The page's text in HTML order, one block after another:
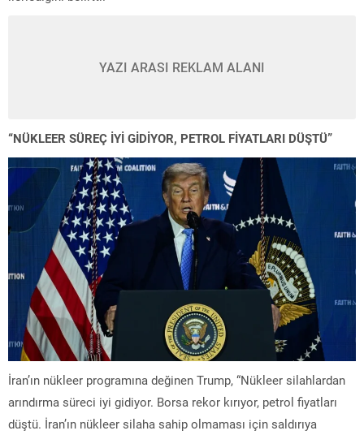
YAZI ARASI REKLAM ALANI
“NÜKLEER SÜREÇ İYİ GİDİYOR, PETROL FİYATLARI DÜŞTÜ”
İran’ın nükleer programına değinen Trump, “Nükleer silahlardan
arındırma süreci iyi gidiyor. Borsa rekor kırıyor, petrol fiyatları
düştü. İran’ın nükleer silaha sahip olmaması için saldırıya